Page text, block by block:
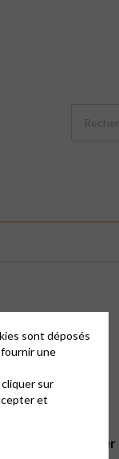
changer:
sont déposés
une
sur
et